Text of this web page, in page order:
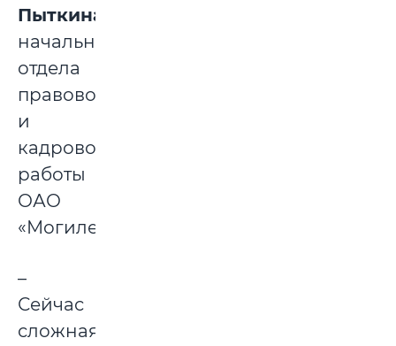
Пыткина
начальник
отдела
правовой
и
кадровой
работы
ОАО
«Могилевсоюзпечать»:
–
Сейчас
сложная